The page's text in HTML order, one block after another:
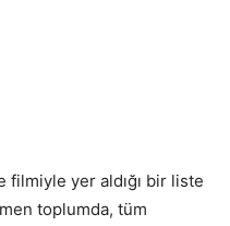
filmiyle yer aldığı bir liste
toplumda, tüm